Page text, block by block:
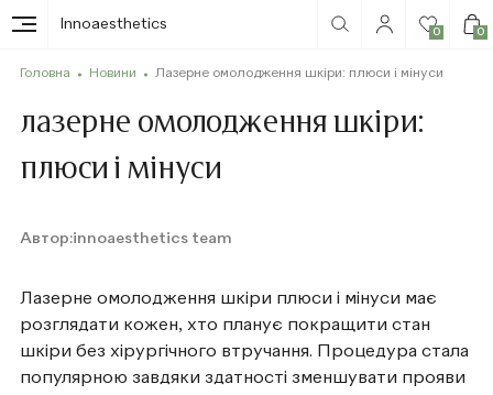
Innoaesthetics
0 0
Головна Новини Лазерне омолодження шкіри: плюси і мінуси
лазерне омолодження шкіри:
плюси і мінуси
Автор:innoaesthetics team
Лазерне омолодження шкіри плюси і мінуси має
розглядати кожен, хто планує покращити стан
шкіри без хірургічного втручання. Процедура стала
популярною завдяки здатності зменшувати прояви